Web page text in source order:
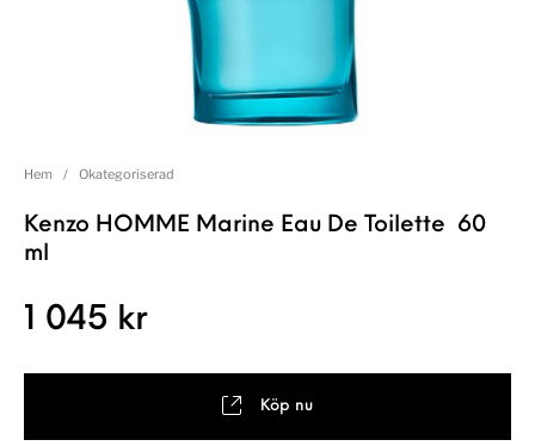
Hem / Okategoriserad
Kenzo HOMME Marine Eau De Toilette 60
ml
1 045 kr
Köp nu